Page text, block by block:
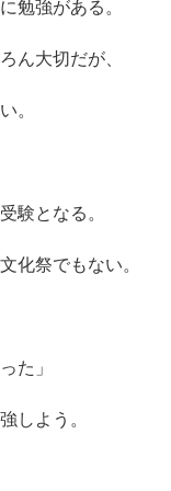
勉強がある。
ん大切だが、
。
験となる。
化祭でもない。
た」
しよう。